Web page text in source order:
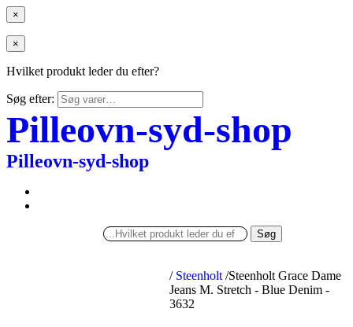
×
×
Hvilket produkt leder du efter?
Søg efter:
Pilleovn-syd-shop
Pilleovn-syd-shop
Søg
/ Steenholt /Steenholt Grace Dame
Jeans M. Stretch - Blue Denim -
3632